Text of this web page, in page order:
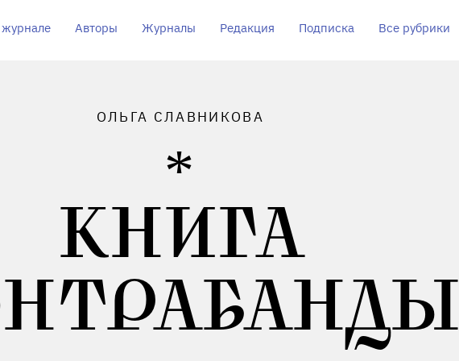
Авторы Журналы Редакция Подписка Все рубрики
ОЛЬГА СЛАВНИКОВА
КНИГА